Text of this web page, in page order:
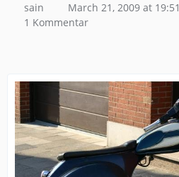
sain March 21, 2009 at 19:51
1 Kommentar